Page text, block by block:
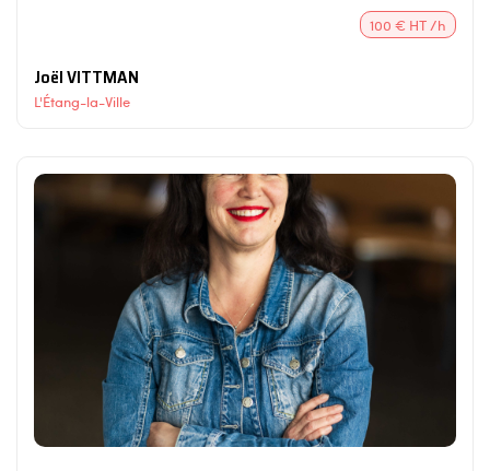
100 € HT /h
Joël VITTMAN
L'Étang-la-Ville